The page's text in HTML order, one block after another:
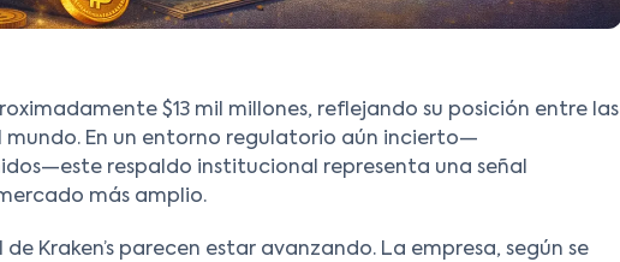
$13 mil millones, reflejando su posición entre las
En un entorno regulatorio aún incierto—
respaldo institucional representa una señal
más amplio.
Kraken’s parecen estar avanzando. La empresa, según se